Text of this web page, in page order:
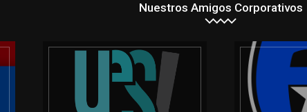
Nuestros Amigos Corporativos